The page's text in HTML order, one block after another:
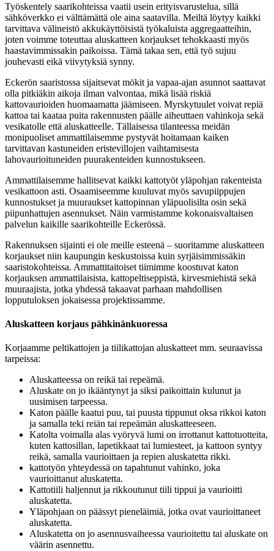
Työskentely saarikohteissa vaatii usein erityisvarustelua, sillä
sähköverkko ei välttämättä ole aina saatavilla. Meiltä löytyy kaikki
tarvittava välineistö akkukäyttöisistä työkaluista aggregaatteihin,
joten voimme toteuttaa aluskatteen korjaukset tehokkaasti myös
haastavimmissakin paikoissa. Tämä takaa sen, että työ sujuu
jouhevasti eikä viivytyksiä synny.
Eckerön saaristossa sijaitsevat mökit ja vapaa-ajan asunnot saattavat
olla pitkiäkin aikoja ilman valvontaa, mikä lisää riskiä
kattovaurioiden huomaamatta jäämiseen. Myrskytuulet voivat repiä
kattoa tai kaataa puita rakennusten päälle aiheuttaen vahinkoja sekä
vesikatolle että aluskatteelle. Tällaisessa tilanteessa meidän
monipuoliset ammattilaisemme pystyvät hoitamaan kaiken
tarvittavan kastuneiden eristevillojen vaihtamisesta
lahovaurioituneiden puurakenteiden kunnostukseen.
Ammattilaisemme hallitsevat kaikki kattotyöt yläpohjan rakenteista
vesikattoon asti. Osaamiseemme kuuluvat myös savupiippujen
kunnostukset ja muuraukset kattopinnan yläpuolisilta osin sekä
piipunhattujen asennukset. Näin varmistamme kokonaisvaltaisen
palvelun kaikille saarikohteille Eckerössä.
Rakennuksen sijainti ei ole meille esteenä – suoritamme aluskatteen
korjaukset niin kaupungin keskustoissa kuin syrjäisimmissäkin
saaristokohteissa. Ammattitaitoiset tiimimme koostuvat katon
korjauksen ammattilaisista, kattopeltiseppistä, kirvesmiehistä sekä
muuraajista, jotka yhdessä takaavat parhaan mahdollisen
lopputuloksen jokaisessa projektissamme.
Aluskatteen korjaus pähkinänkuoressa
Korjaamme peltikattojen ja tiilikattojan aluskatteet mm. seuraavissa
tarpeissa:
Aluskatteessa on reikä tai repeämä.
Aluskate on jo ikääntynyt ja siksi paikoittain kulunut ja
uusimisen tarpeessa.
Katon päälle kaatui puu, tai puusta tippunut oksa rikkoi katon
ja samalla teki reiän tai repeämän aluskatteeseen.
Katolta voimalla alas vyöryvä lumi on irrottanut kattotuotteita,
kuten kattosillan, lapetikkaat tai lumiesteet, ja kattoon syntyy
reikä, samalla vaurioittaen ja repien aluskatetta rikki.
kattotyön yhteydessä on tapahtunut vahinko, joka
vaurioittanut aluskatetta.
Kattotiili haljennut ja rikkoutunut tiili tippui ja vaurioitti
aluskatetta.
Yläpohjaan on päässyt pieneläimiä, jotka ovat vaurioittaneet
aluskatetta.
Aluskatetta on jo asennusvaiheessa vaurioitettu tai aluskate on
väärin asennettu.